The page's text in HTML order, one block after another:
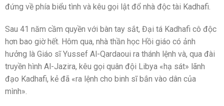
đứng về phía biểu tình và kêu gọi lật đổ nhà độc tài Kadhafi.
Sau 41 năm cầm quyền với bàn tay sắt, Đại tá Kadhafi cô độc
hơn bao giờ hết. Hôm qua, nhà thần học Hồi giáo có ảnh
hưởng là Giáo sĩ Yussef Al-Qardaoui ra thánh lệnh và, qua đài
truyền hình Al-Jazira, kêu gọi quân đội Libya «hạ sát» lãnh
đạo Kadhafi, kẻ đã «ra lệnh cho binh sĩ bắn vào dân của
mình».